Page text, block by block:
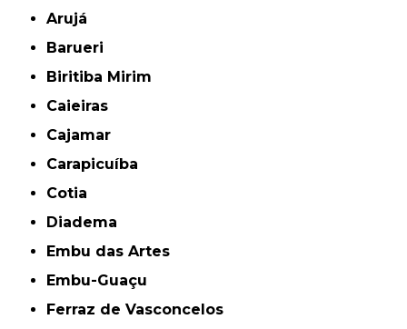
Arujá
Barueri
Biritiba Mirim
Caieiras
Cajamar
Carapicuíba
Cotia
Diadema
Embu das Artes
Embu-Guaçu
Ferraz de Vasconcelos